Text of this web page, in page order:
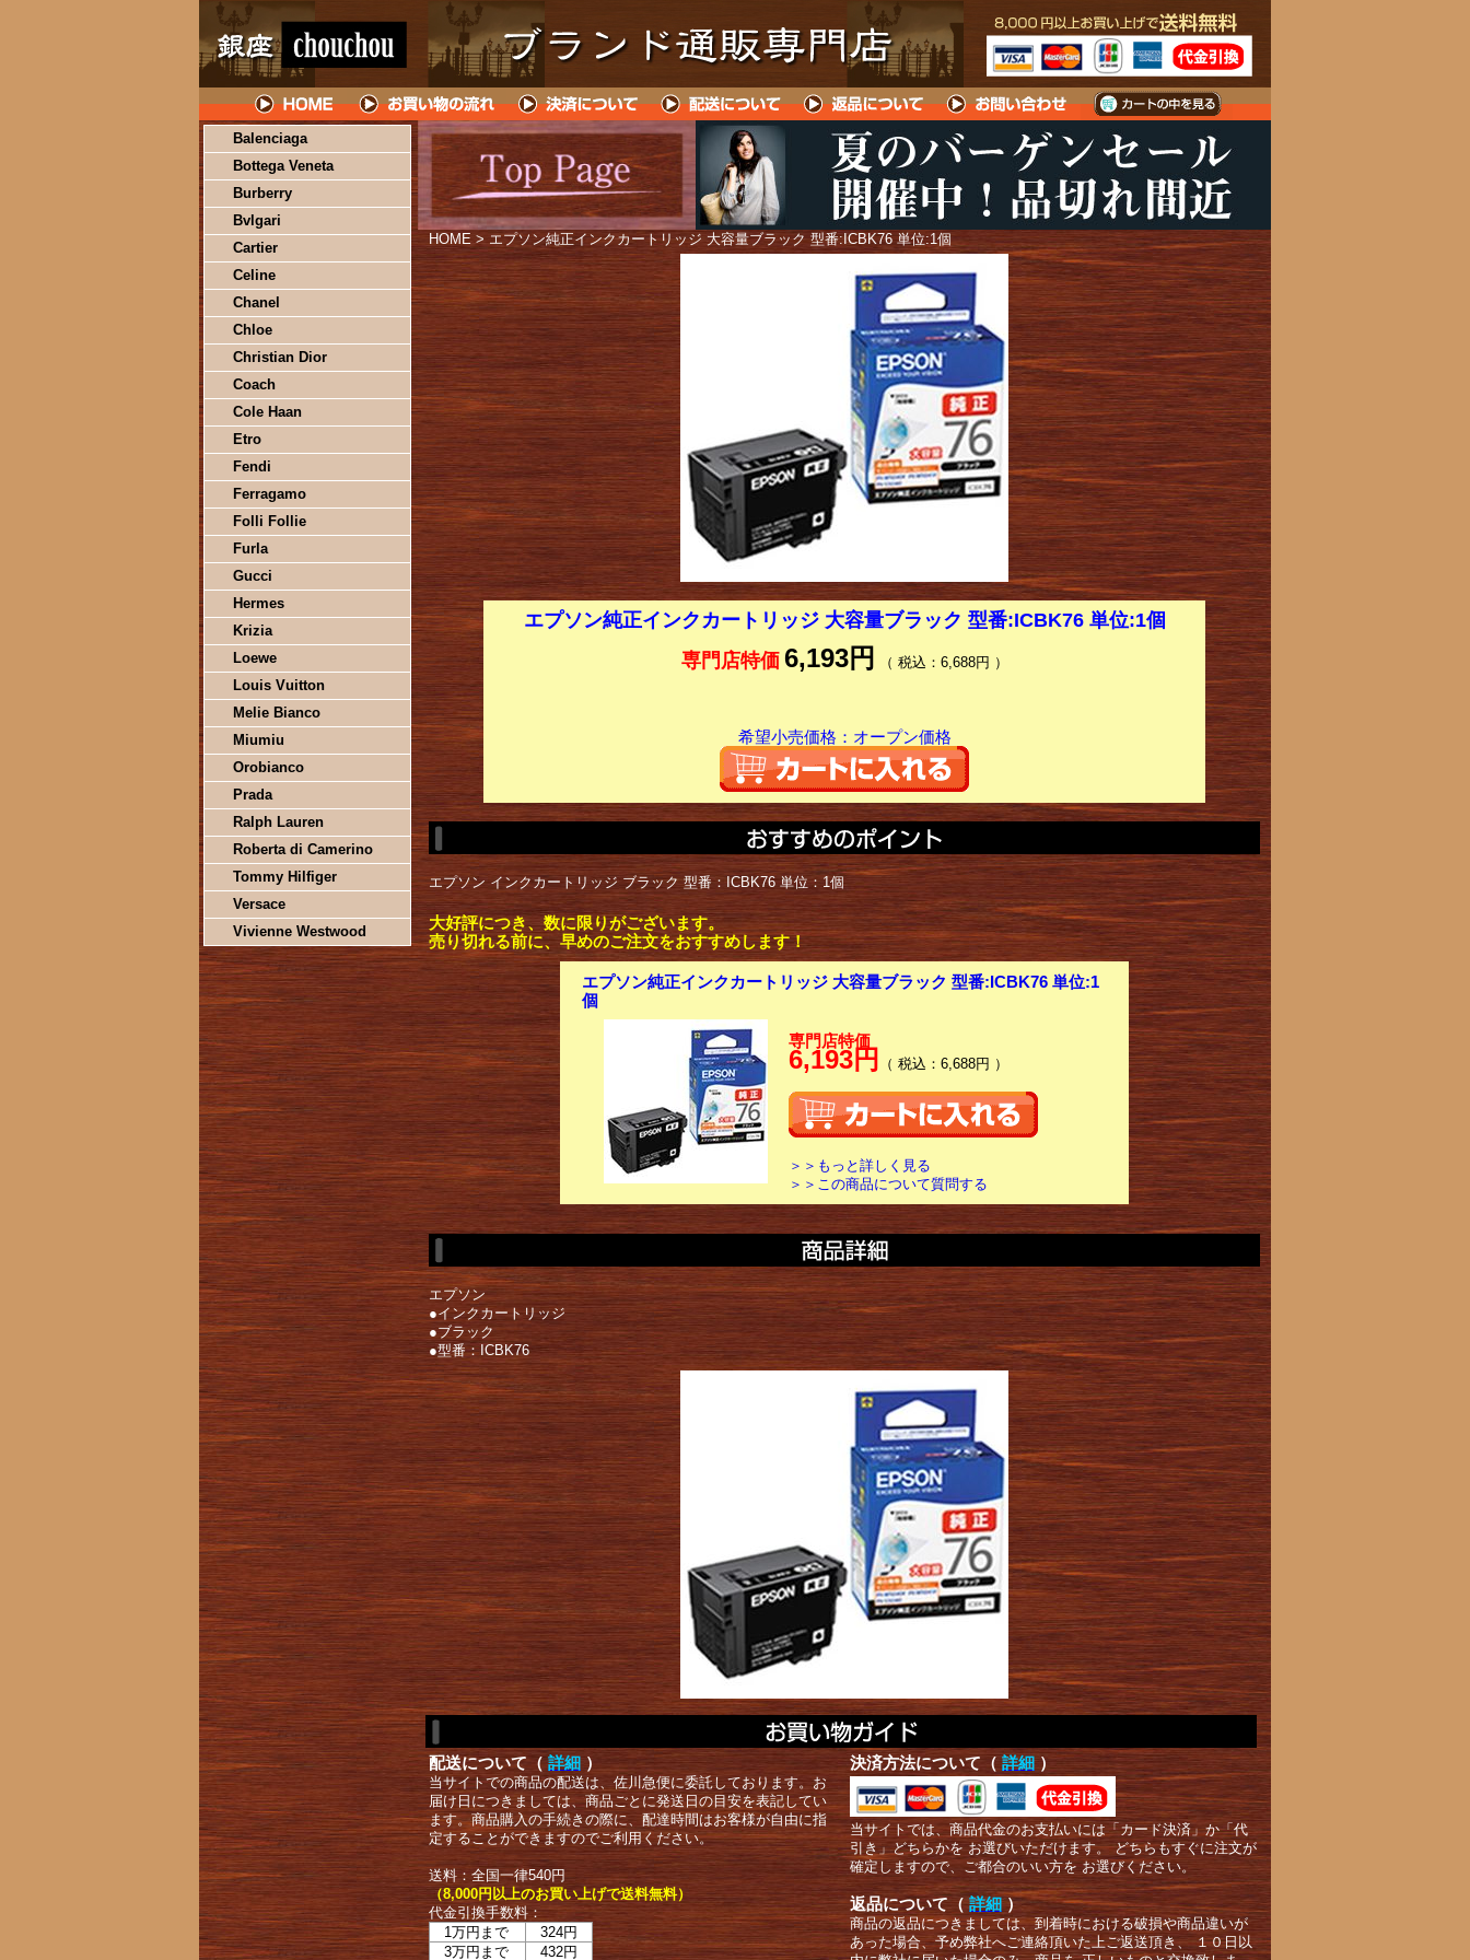
Balenciaga
Bottega Veneta
Burberry
Bvlgari
Cartier
Celine
Chanel
Chloe
Christian Dior
Coach
Cole Haan
Etro
Fendi
Ferragamo
Folli Follie
Furla
Gucci
Hermes
Krizia
Loewe
Louis Vuitton
Melie Bianco
Miumiu
Orobianco
Prada
Ralph Lauren
Roberta di Camerino
Tommy Hilfiger
Versace
Vivienne Westwood
HOME > エプソン純正インクカートリッジ 大容量ブラック 型番:ICBK76 単位:1個
エプソン純正インクカートリッジ 大容量ブラック 型番:ICBK76 単位:1個
専門店特価 6,193円 （ 税込：6,688円 ）
希望小売価格：オープン価格
エプソン インクカートリッジ ブラック 型番：ICBK76 単位：1個
大好評につき、数に限りがございます。
売り切れる前に、早めのご注文をおすすめします！
エプソン純正インクカートリッジ 大容量ブラック 型番:ICBK76 単位:1
個
専門店特価
6,193円 （ 税込：6,688円 ）
＞＞もっと詳しく見る
＞＞この商品について質問する
エプソン
●インクカートリッジ
●ブラック
●型番：ICBK76
配送について（ 詳細 ）
当サイトでの商品の配送は、佐川急便に委託しております。お
届け日につきましては、商品ごとに発送日の目安を表記してい
ます。商品購入の手続きの際に、配達時間はお客様が自由に指
定することができますのでご利用ください。
送料：全国一律540円
（8,000円以上のお買い上げで送料無料）
代金引換手数料：
1万円まで
324円
3万円まで
432円
決済方法について（ 詳細 ）
当サイトでは、商品代金のお支払いには「カード決済」か「代
引き」どちらかを お選びいただけます。 どちらもすぐに注文が
確定しますので、ご都合のいい方を お選びください。
返品について（ 詳細 ）
商品の返品につきましては、到着時における破損や商品違いが
あった場合、予め弊社へご連絡頂いた上ご返送頂き、 １０日以